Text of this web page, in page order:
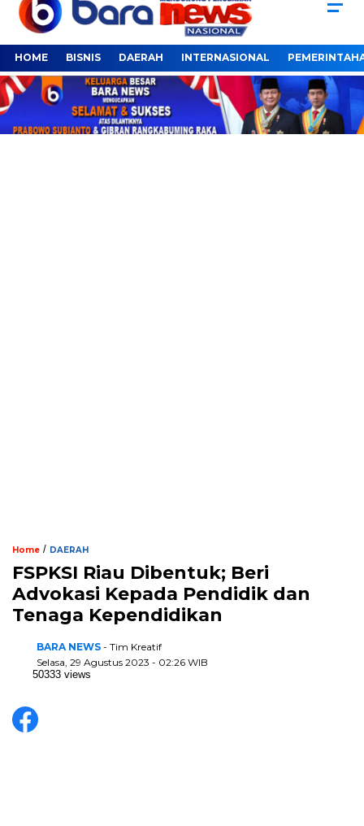
HOME BISNIS DAERAH INTERNASIONAL
Home / DAERAH
FSPKSI Riau Dibentuk; Beri
Advokasi Kepada Pendidik dan
Tenaga Kependidikan
BARA NEWS - Tim Kreatif
Selasa, 29 Agustus 2023 - 02:26 WIB
50333 views